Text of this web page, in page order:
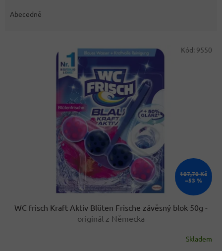
Abecedně
107,70 Kč
–53 %
WC frisch Kraft Aktiv Blüten Frische závěsný blok 50g -
originál z Německa
Skladem
Kód: 9550